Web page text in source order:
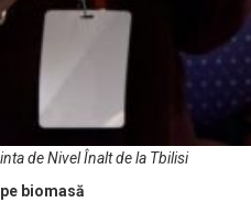
de Nivel Înalt de la Tbilisi
biomasă